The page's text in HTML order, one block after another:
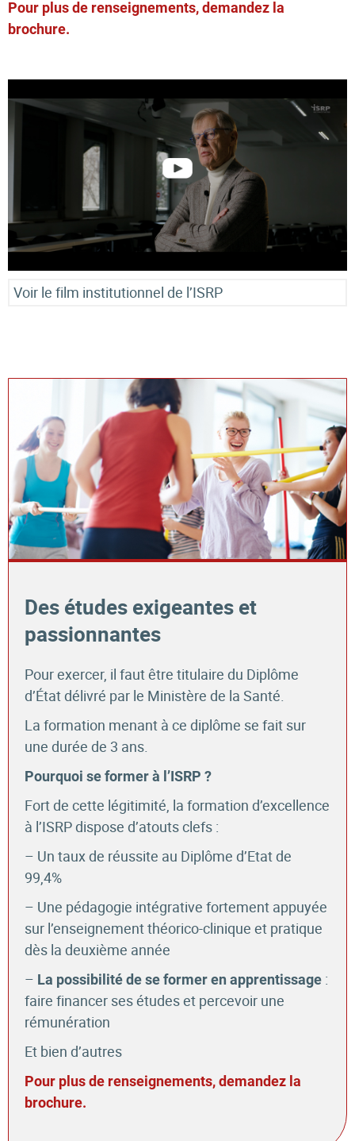
Pour plus de renseignements, demandez la
brochure.
Voir le film institutionnel de l’ISRP
Des études exigeantes et
passionnantes
Pour exercer, il faut être titulaire du Diplôme
d’État délivré par le Ministère de la Santé.
La formation menant à ce diplôme se fait sur
une durée de 3 ans.
Pourquoi se former à l’ISRP ?
Fort de cette légitimité, la formation d’excellence
à l’ISRP dispose d’atouts clefs :
– Un taux de réussite au Diplôme d’Etat de
99,4%
– Une pédagogie intégrative fortement appuyée
sur l’enseignement théorico-clinique et pratique
dès la deuxième année
– La possibilité de se former en apprentissage :
faire financer ses études et percevoir une
rémunération
Et bien d’autres
Pour plus de renseignements, demandez la
brochure.